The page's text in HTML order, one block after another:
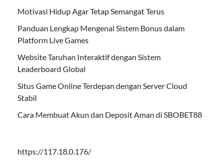
Motivasi Hidup Agar Tetap Semangat Terus
Panduan Lengkap Mengenal Sistem Bonus dalam
Platform Live Games
Website Taruhan Interaktif dengan Sistem
Leaderboard Global
Situs Game Online Terdepan dengan Server Cloud
Stabil
Cara Membuat Akun dan Deposit Aman di SBOBET88
https://117.18.0.176/